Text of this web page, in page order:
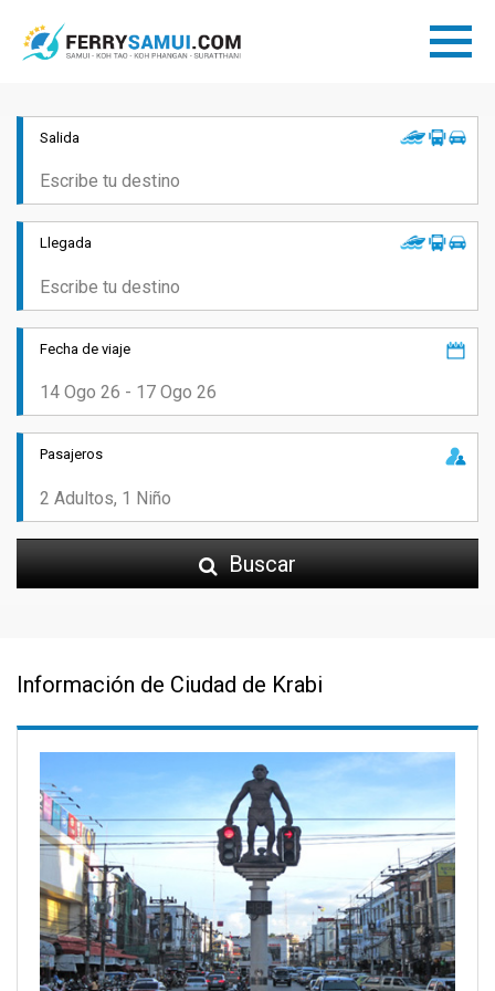
Salida
Llegada
Fecha de viaje
Pasajeros
Buscar
Información de Ciudad de Krabi